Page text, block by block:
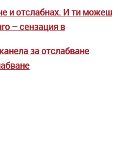
и отслабнах. И ти можеш
– сензация в
за отслабване